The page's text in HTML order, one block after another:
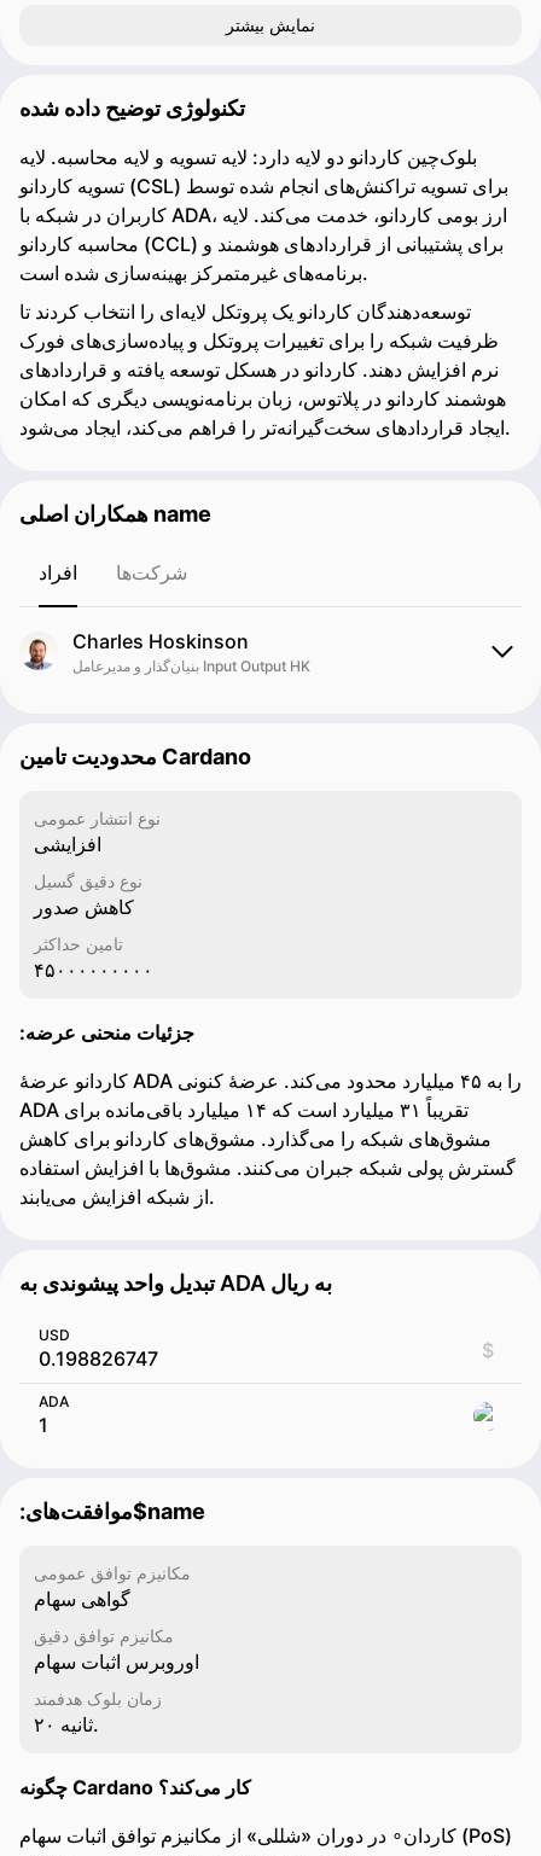
نمایش بیشتر
تکنولوژی توضیح داده شده
بلوک‌چین کاردانو دو لایه دارد: لایه تسویه و لایه محاسبه. لایه
تسویه کاردانو (CSL) برای تسویه تراکنش‌های انجام شده توسط
کاربران در شبکه با ADA، ارز بومی کاردانو، خدمت می‌کند. لایه
محاسبه کاردانو (CCL) برای پشتیبانی از قراردادهای هوشمند و
برنامه‌های غیرمتمرکز بهینه‌سازی شده است.
توسعه‌دهندگان کاردانو یک پروتکل لایه‌ای را انتخاب کردند تا
ظرفیت شبکه را برای تغییرات پروتکل و پیاده‌سازی‌های فورک
نرم افزایش دهند. کاردانو در هسکل توسعه یافته و قراردادهای
هوشمند کاردانو در پلاتوس، زبان برنامه‌نویسی دیگری که امکان
ایجاد قراردادهای سخت‌گیرانه‌تر را فراهم می‌کند، ایجاد می‌شود.
همکاران اصلی name
افراد شرکت‌ها
Charles Hoskinson
بنیان‌گذار و مدیرعامل Input Output HK
محدودیت تامین Cardano
نوع انتشار عمومی
افزایشی
نوع دقیق گسیل
کاهش صدور
تامین حداکثر
۴۵۰۰۰۰۰۰۰۰۰
:جزئیات منحنی عرضه
کاردانو عرضهٔ ADA را به ۴۵ میلیارد محدود می‌کند. عرضهٔ کنونی
ADA تقریباً ۳۱ میلیارد است که ۱۴ میلیارد باقی‌مانده برای
مشوق‌های شبکه را می‌گذارد. مشوق‌های کاردانو برای کاهش
گسترش پولی شبکه جبران می‌کنند. مشوق‌ها با افزایش استفاده
از شبکه افزایش می‌یابند.
تبدیل واحد پیشوندی به ADA به ریال
USD
$
ADA
:موافقت‌‌های$name
مکانیزم توافق عمومی
گواهی سهام
مکانیزم توافق دقیق
اوروبرس اثبات سهام
زمان بلوک هدفمند
ثانیه ۲۰.
چگونه Cardano کار می‌کند؟
کاردان∘ در دوران «شللی» از مکانیزم توافق اثبات سهام (PoS)